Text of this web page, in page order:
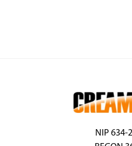
NIP 634-